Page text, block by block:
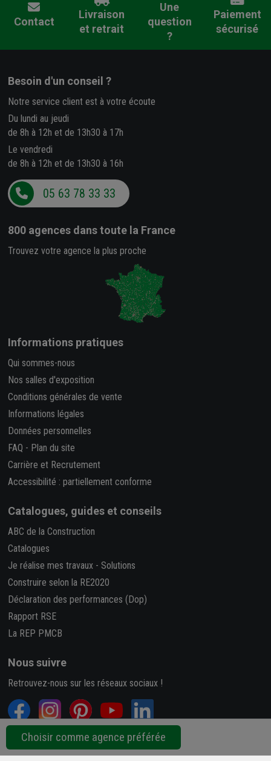
Choisir comme agence préférée
Contact
Livraison
et retrait
Une
question
?
Paiement
sécurisé
Besoin d'un conseil ?
Notre service client est à votre écoute
Du lundi au jeudi
de 8h à 12h et de 13h30 à 17h
Le vendredi
de 8h à 12h et de 13h30 à 16h
05 63 78 33 33
800 agences dans toute la France
Trouvez votre agence la plus proche
Informations pratiques
Qui sommes-nous
Nos salles d'exposition
Conditions générales de vente
Informations légales
Données personnelles
FAQ - Plan du site
Carrière et Recrutement
Accessibilité : partiellement conforme
Catalogues, guides et conseils
ABC de la Construction
Catalogues
Je réalise mes travaux - Solutions
Construire selon la RE2020
Déclaration des performances (Dop)
Rapport RSE
La REP PMCB
Nous suivre
Retrouvez-nous sur les réseaux sociaux !